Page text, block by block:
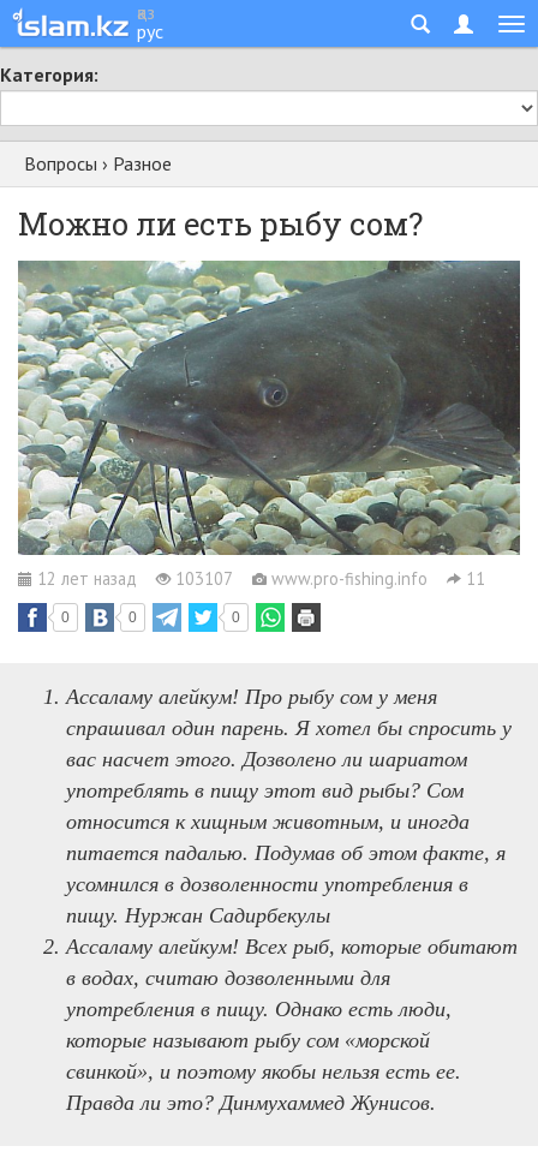
қаз
рус
Категория:
Вопросы › Разное
Можно ли есть рыбу сом?
12 лет назад 103107 www.pro-fishing.info 11
0 0 0
Ассаламу алейкум! Про рыбу сом у меня
спрашивал один парень. Я хотел бы спросить у
вас насчет этого. Дозволено ли шариатом
употреблять в пищу этот вид рыбы? Сом
относится к хищным животным, и иногда
питается падалью. Подумав об этом факте, я
усомнился в дозволенности употребления в
пищу. Нуржан Садирбекулы
Ассаламу алейкум! Всех рыб, которые обитают
в водах, считаю дозволенными для
употребления в пищу. Однако есть люди,
которые называют рыбу сом «морской
свинкой», и поэтому якобы нельзя есть ее.
Правда ли это? Динмухаммед Жунисов.